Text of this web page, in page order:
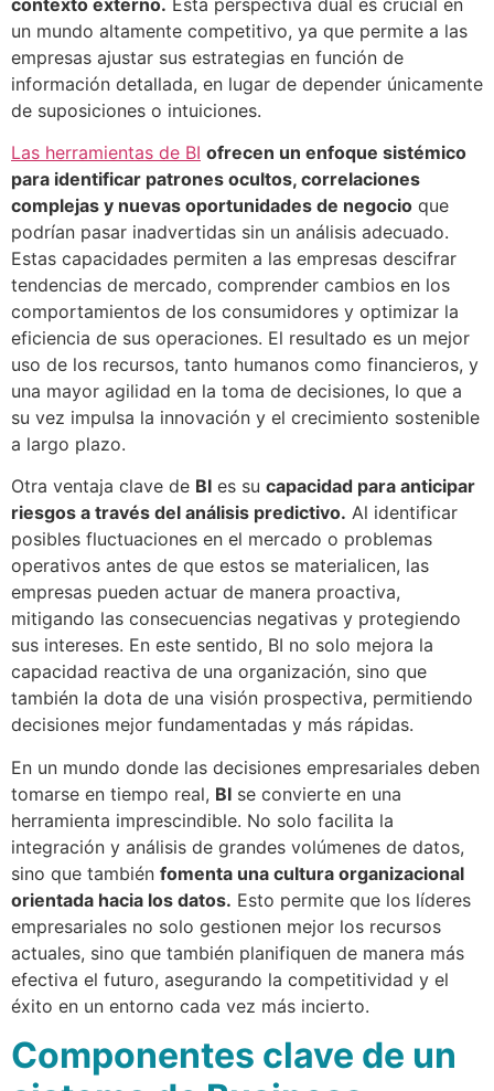
un mundo altamente competitivo, ya que permite a las
empresas ajustar sus estrategias en función de
información detallada, en lugar de depender únicamente
de suposiciones o intuiciones.
Las herramientas de BI ofrecen un enfoque sistémico
para identificar patrones ocultos, correlaciones
complejas y nuevas oportunidades de negocio que
podrían pasar inadvertidas sin un análisis adecuado.
Estas capacidades permiten a las empresas descifrar
tendencias de mercado, comprender cambios en los
comportamientos de los consumidores y optimizar la
eficiencia de sus operaciones. El resultado es un mejor
uso de los recursos, tanto humanos como financieros, y
una mayor agilidad en la toma de decisiones, lo que a
su vez impulsa la innovación y el crecimiento sostenible
a largo plazo.
Otra ventaja clave de BI es su capacidad para anticipar
riesgos a través del análisis predictivo. Al identificar
posibles fluctuaciones en el mercado o problemas
operativos antes de que estos se materialicen, las
empresas pueden actuar de manera proactiva,
mitigando las consecuencias negativas y protegiendo
sus intereses. En este sentido, BI no solo mejora la
capacidad reactiva de una organización, sino que
también la dota de una visión prospectiva, permitiendo
decisiones mejor fundamentadas y más rápidas.
En un mundo donde las decisiones empresariales deben
tomarse en tiempo real, BI se convierte en una
herramienta imprescindible. No solo facilita la
integración y análisis de grandes volúmenes de datos,
sino que también fomenta una cultura organizacional
orientada hacia los datos. Esto permite que los líderes
empresariales no solo gestionen mejor los recursos
actuales, sino que también planifiquen de manera más
efectiva el futuro, asegurando la competitividad y el
éxito en un entorno cada vez más incierto.
Componentes clave de un